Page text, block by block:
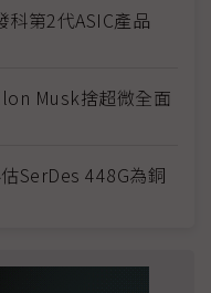
第2代ASIC產品
Musk捨超微全面
SerDes 448G為銅